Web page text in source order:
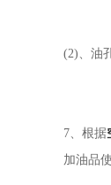
(2)、油
7、根据
加油品